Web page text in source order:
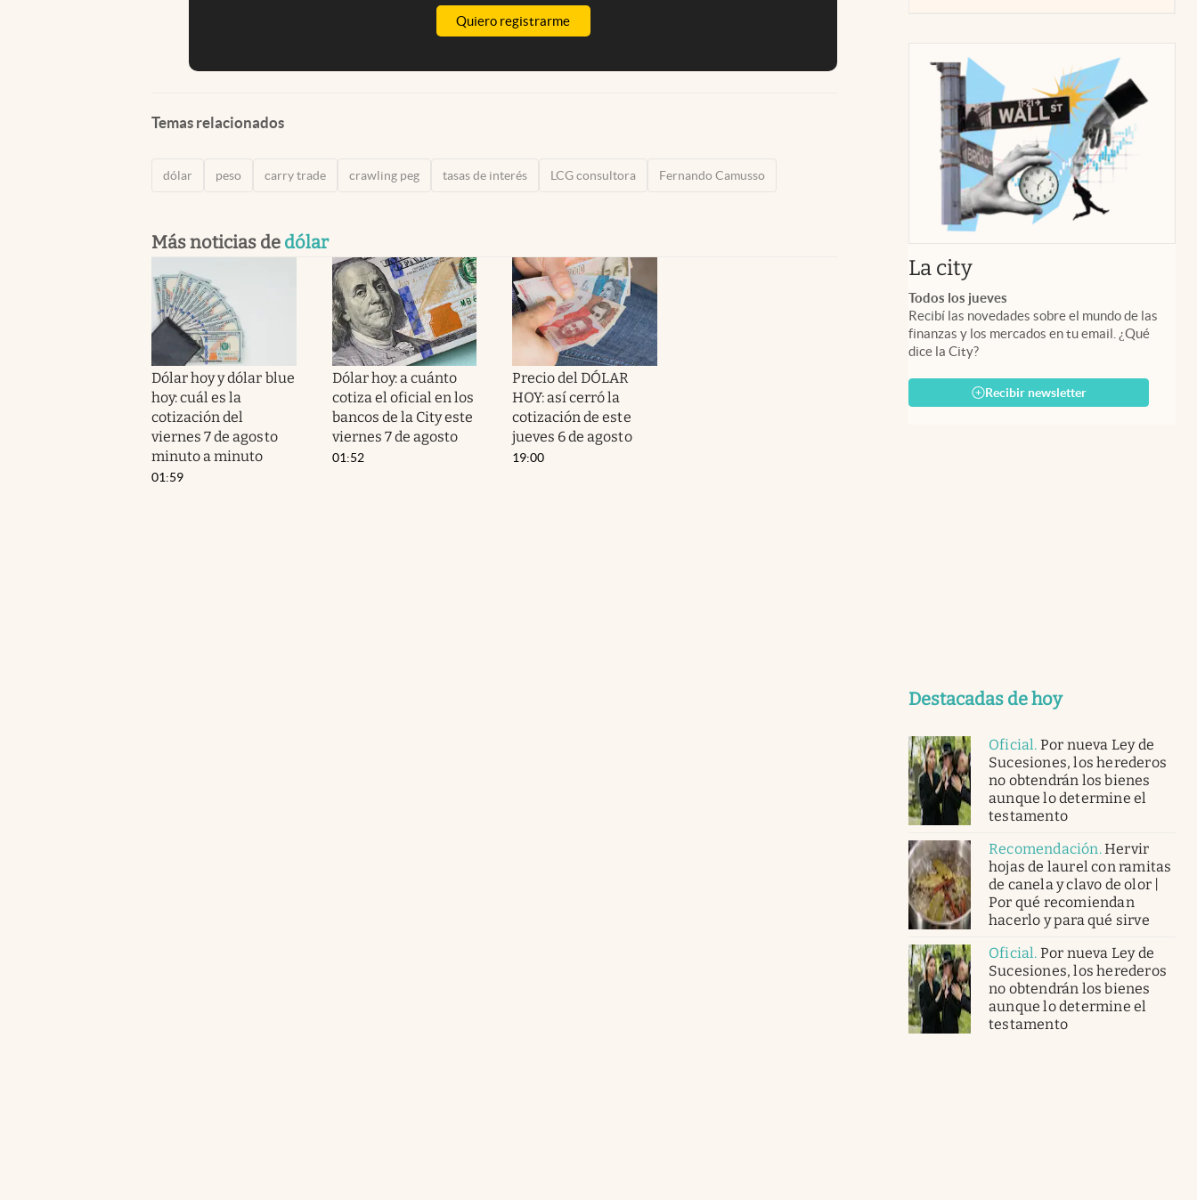
Quiero registrarme
Temas relacionados
dólar peso carry trade crawling peg tasas de interés LCG consultora Fernando Camusso
Más noticias de dólar
Dólar hoy y dólar blue
hoy: cuál es la
cotización del
viernes 7 de agosto
minuto a minuto
01:59
Dólar hoy: a cuánto
cotiza el oficial en los
bancos de la City este
viernes 7 de agosto
01:52
Precio del DÓLAR
HOY: así cerró la
cotización de este
jueves 6 de agosto
19:00
La cityabre en nueva pestaña
Todos los jueves
Recibí las novedades sobre el mundo de las
finanzas y los mercados en tu email. ¿Qué
dice la City?
Recibir newsletter
Destacadas de hoy
Oficial. Por nueva Ley de
Sucesiones, los herederos
no obtendrán los bienes
aunque lo determine el
testamento
Recomendación.Hervir
hojas de laurel con ramitas
de canela y clavo de olor |
Por qué recomiendan
hacerlo y para qué sirve
Oficial. Por nueva Ley de
Sucesiones, los herederos
no obtendrán los bienes
aunque lo determine el
testamento